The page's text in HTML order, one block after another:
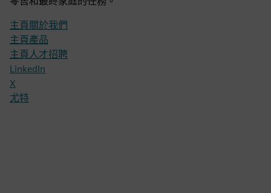
主頁關於我們
主頁產品
主頁人才招聘
LinkedIn
X
尤特